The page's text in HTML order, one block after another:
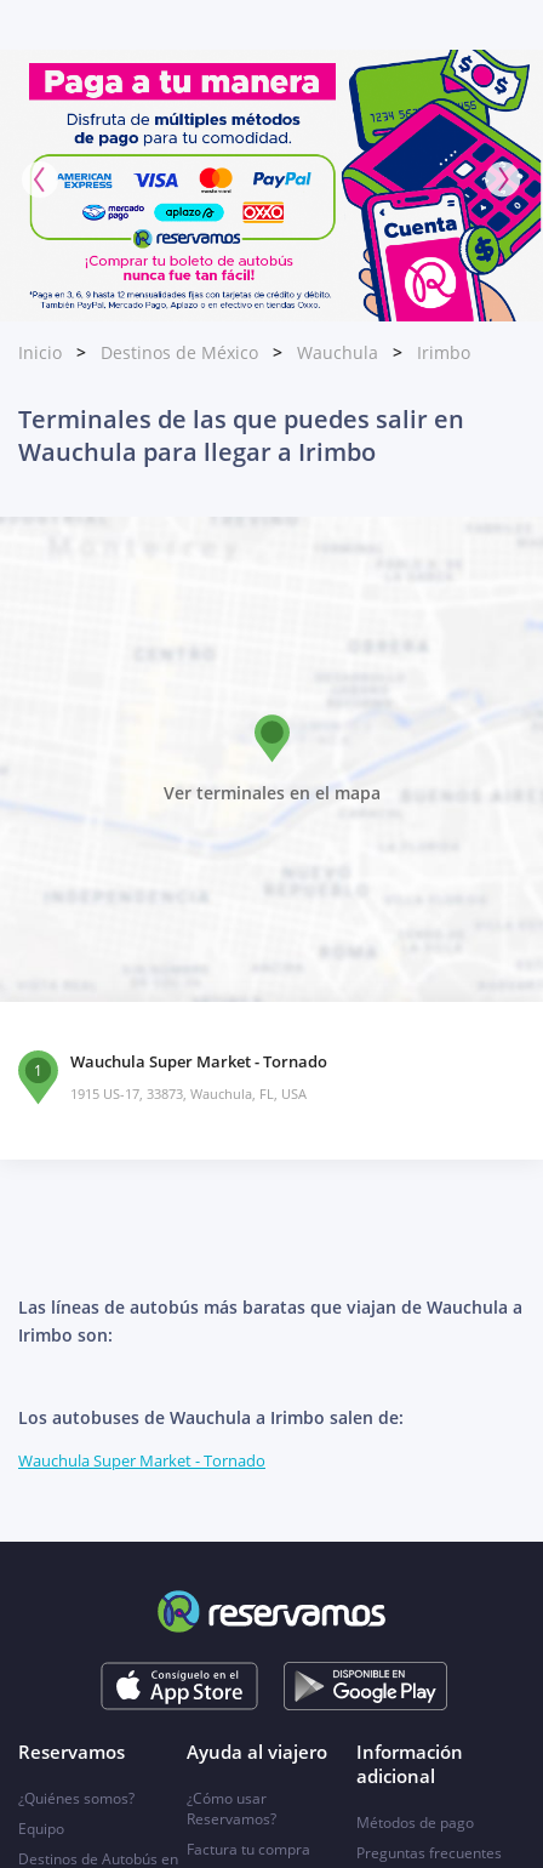
Inicio Destinos de México Wauchula Irimbo
Terminales de las que puedes salir en
Wauchula para llegar a Irimbo
Ver terminales en el mapa
1 Wauchula Super Market - Tornado
1915 US-17, 33873, Wauchula, FL, USA
Las líneas de autobús más baratas que viajan de Wauchula a
Irimbo son:
Los autobuses de Wauchula a Irimbo salen de:
Wauchula Super Market - Tornado
Reservamos
¿Quiénes somos?
Equipo
Destinos de Autobús en
Ayuda al viajero
¿Cómo usar
Reservamos?
Factura tu compra
Información
adicional
Métodos de pago
Preguntas frecuentes